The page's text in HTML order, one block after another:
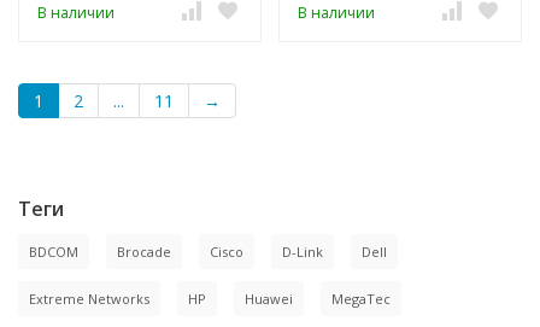
В наличии В наличии
1 2 ... 11 →
Теги
BDCOM Brocade Cisco D-Link Dell
Extreme Networks HP Huawei MegaTec